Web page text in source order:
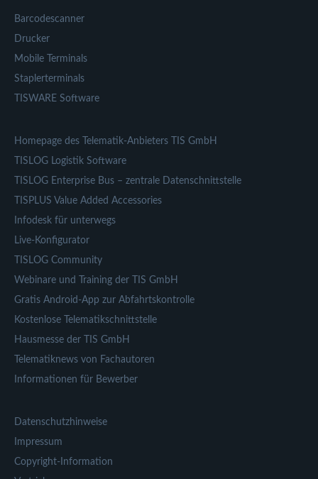
Barcodescanner
Drucker
Mobile Terminals
Staplerterminals
TISWARE Software
Homepage des Telematik-Anbieters TIS GmbH
TISLOG Logistik Software
TISLOG Enterprise Bus – zentrale Datenschnittstelle
TISPLUS Value Added Accessories
Infodesk für unterwegs
Live-Konfigurator
TISLOG Community
Webinare und Training der TIS GmbH
Gratis Android-App zur Abfahrtskontrolle
Kostenlose Telematikschnittstelle
Hausmesse der TIS GmbH
Telematiknews von Fachautoren
Informationen für Bewerber
Datenschutzhinweise
Impressum
Copyright-Information